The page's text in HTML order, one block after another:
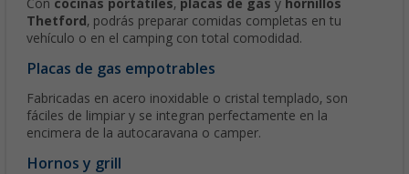
Con cocinas portátiles, placas de gas y hornillos
Thetford , podrás preparar comidas completas en tu
vehículo o en el camping con total comodidad.
Placas de gas empotrables
Fabricadas en acero inoxidable o cristal templado, son
fáciles de limpiar y se integran perfectamente en la
encimera de la autocaravana o camper.
Hornos y grill